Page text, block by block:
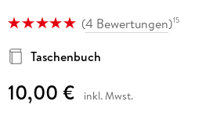
(4 Bewertungen)15
Taschenbuch
10,00 € inkl. Mwst.